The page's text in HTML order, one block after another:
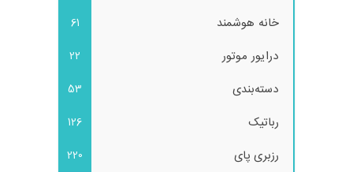
خانه هوشمند
61
درایور موتور
22
دسته‌بندی
53
رباتیک
126
رزبری پای
220